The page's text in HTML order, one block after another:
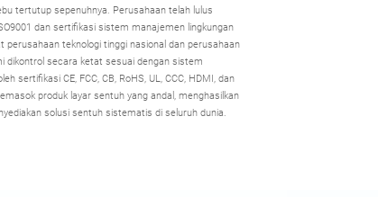
tertutup sepenuhnya. Perusahaan telah lulus
dan sertifikasi sistem manajemen lingkungan
perusahaan teknologi tinggi nasional dan perusahaan
dikontrol secara ketat sesuai dengan sistem
sertifikasi CE, FCC, CB, RoHS, UL, CCC, HDMI, dan
produk layar sentuh yang andal, menghasilkan
solusi sentuh sistematis di seluruh dunia.